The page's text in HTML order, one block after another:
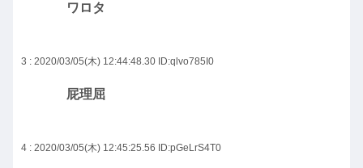
ワロタ
3 : 2020/03/05(木) 12:44:48.30 ID:qlvo785I0
屁理屈
4 : 2020/03/05(木) 12:45:25.56 ID:pGeLrS4T0